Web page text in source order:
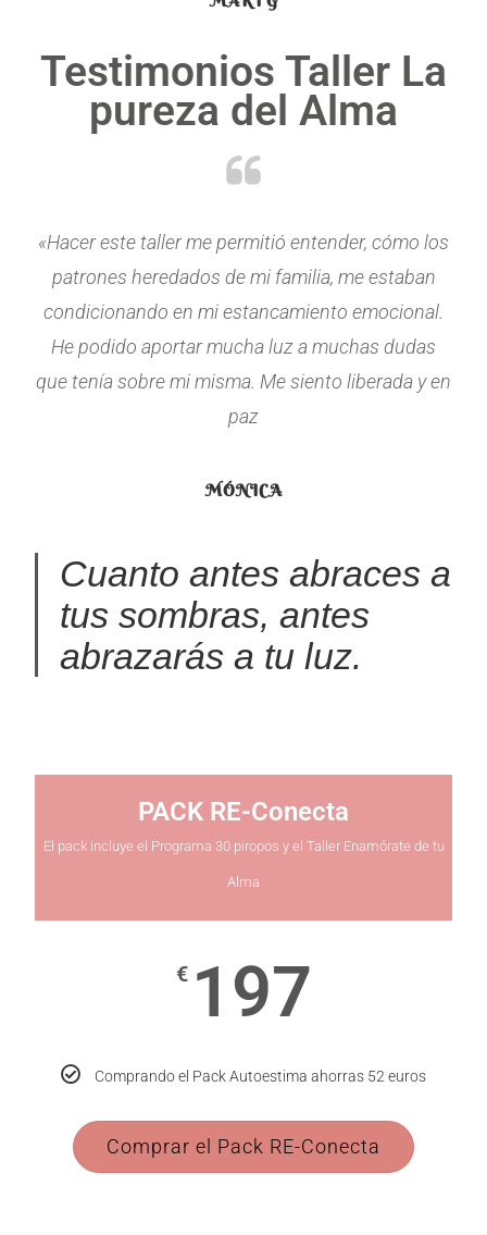
Testimonios Taller La
pureza del Alma
«Hacer este taller me permitió entender, cómo los
patrones heredados de mi familia, me estaban
condicionando en mi estancamiento emocional.
He podido aportar mucha luz a muchas dudas
que tenía sobre mi misma. Me siento liberada y en
paz
MÓNICA
Cuanto antes abraces a
tus sombras, antes
abrazarás a tu luz.
PACK RE-Conecta
El pack incluye el Programa 30 piropos y el Taller Enamórate de tu
Alma
€ 197
Comprando el Pack Autoestima ahorras 52 euros
Comprar el Pack RE-Conecta